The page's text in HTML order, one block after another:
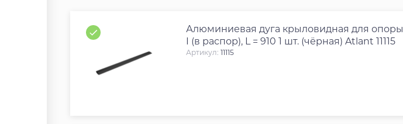
Алюминиевая дуга крыловидная для опоры
I (в распор), L = 910 1 шт. (чёрная) Atlant 11115
Артикул: 11115